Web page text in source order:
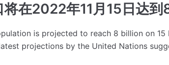
将在2022年11月15日达
is projected to reach 8 billion on 15
projections by the United Nations